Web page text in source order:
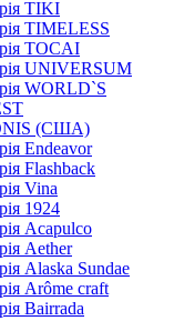
TIKI
TIMELESS
TOCAI
UNIVERSUM
WORLD`S
(США)
Endeavor
Flashback
Vina
1924
Acapulco
Aether
Alaska Sundae
Arôme craft
Bairrada